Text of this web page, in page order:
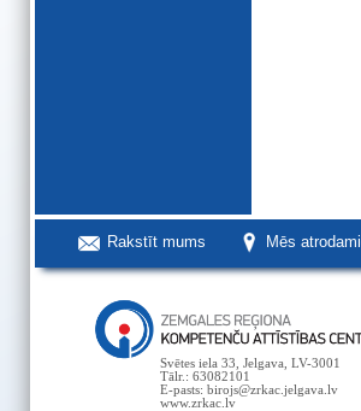
Rakstīt mums Mēs
Svētes iela 33, Jelgava, LV-3001
Tālr.: 63082101
E-pasts: birojs@zrkac.jelgava.lv
www.zrkac.lv